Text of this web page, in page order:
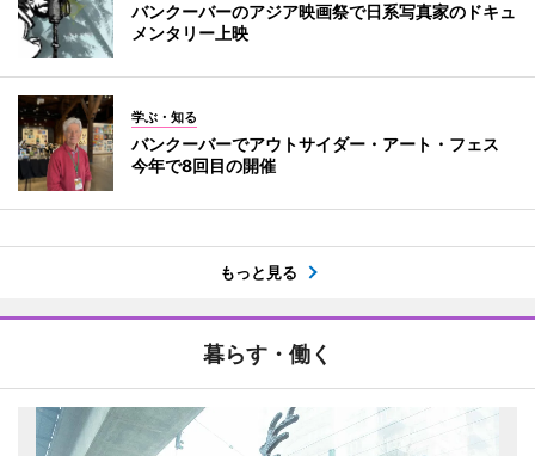
バンクーバーのアジア映画祭で日系写真家のドキュ
メンタリー上映
学ぶ・知る
バンクーバーでアウトサイダー・アート・フェス
今年で8回目の開催
もっと見る
暮らす・働く